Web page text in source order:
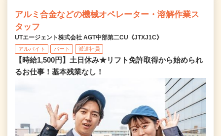
アルミ合金などの機械オペレーター・溶解作業ス
タッフ
UTエージェント株式会社 AGT中部第二CU《JTXJ1C》
アルバイト パート 派遣社員
【時給1,500円】土日休み★リフト免許取得から始められ
るお仕事！基本残業なし！